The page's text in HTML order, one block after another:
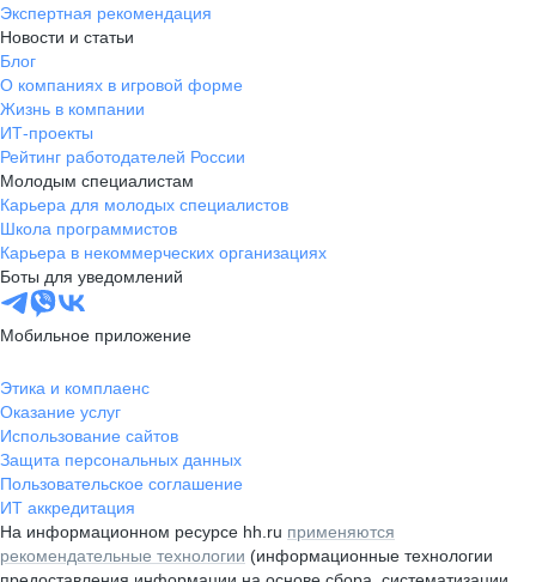
Экспертная рекомендация
Новости и статьи
Блог
О компаниях в игровой форме
Жизнь в компании
ИТ-проекты
Рейтинг работодателей России
Молодым специалистам
Карьера для молодых специалистов
Школа программистов
Карьера в некоммерческих организациях
Боты для уведомлений
Мобильное приложение
Этика и комплаенс
Оказание услуг
Использование сайтов
Защита персональных данных
Пользовательское соглашение
ИТ аккредитация
На информационном ресурсе hh.ru применяются
рекомендательные технологии (информационные технологии